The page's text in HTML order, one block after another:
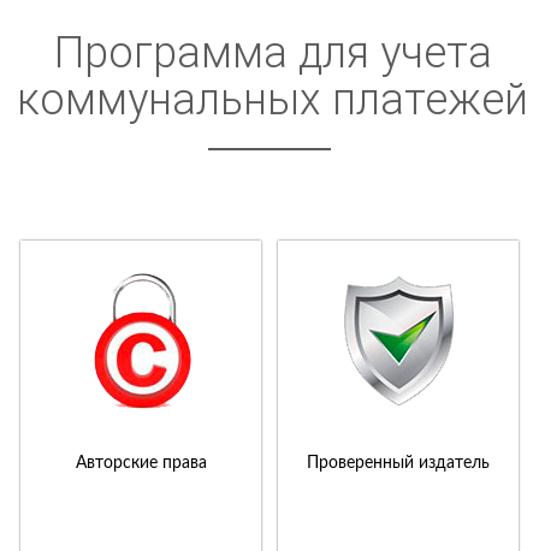
Программа для учета
коммунальных платежей
Авторские права Проверенный издатель